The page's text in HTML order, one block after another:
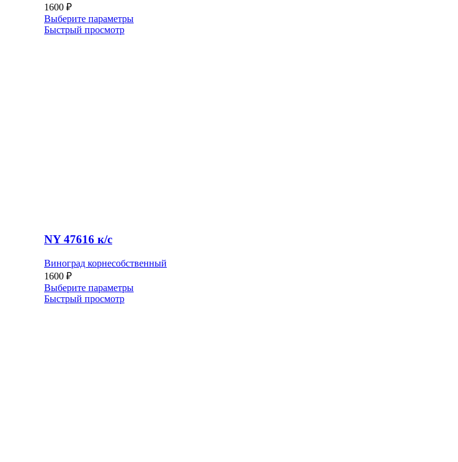
1600 ₽
Выберите параметры
Быстрый просмотр
NY 47616 к/c
Виноград корнесобственный
1600 ₽
Выберите параметры
Быстрый просмотр